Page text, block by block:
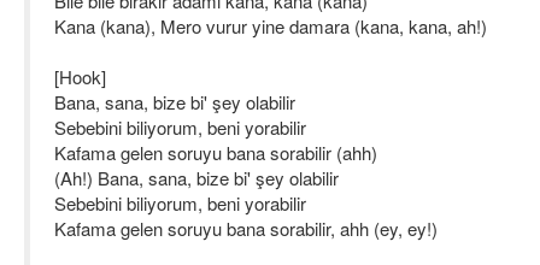
Kana (kana), Mero vurur yine damara (kana, kana, ah!)
[Hook]
Bana, sana, bize bi' şey olabilir
Sebebini biliyorum, beni yorabilir
Kafama gelen soruyu bana sorabilir (ahh)
(Ah!) Bana, sana, bize bi' şey olabilir
Sebebini biliyorum, beni yorabilir
Kafama gelen soruyu bana sorabilir, ahh (ey, ey!)